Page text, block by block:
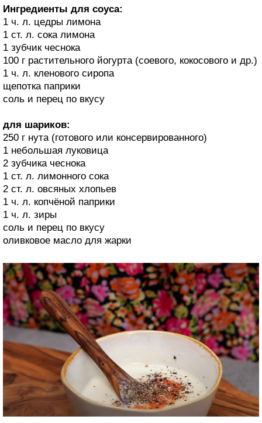
Ингредиенты для соуса:
1 ч. л. цедры лимона
1 ст. л. сока лимона
1 зубчик чеснока
100 г растительного йогурта (соевого, кокосового и др.)
1 ч. л. кленового сиропа
щепотка паприки
соль и перец по вкусу
для шариков:
250 г нута (готового или консервированного)
1 небольшая луковица
2 зубчика чеснока
1 ст. л. лимонного сока
2 ст. л. овсяных хлопьев
1 ч. л. копчёной паприки
1 ч. л. зиры
соль и перец по вкусу
оливковое масло для жарки